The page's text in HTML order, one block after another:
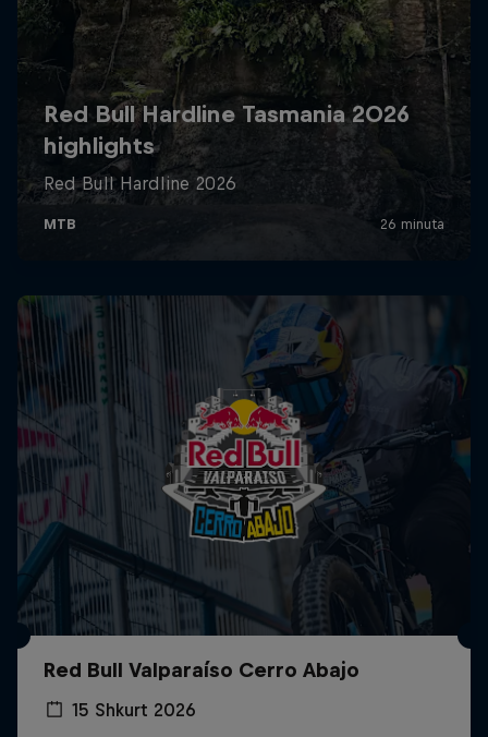
Red Bull Valparaíso Cerro Abajo
15 Shkurt 2026